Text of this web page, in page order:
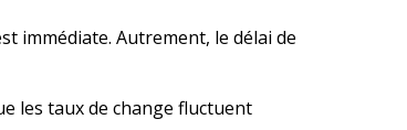
immédiate. Autrement, le délai de
les taux de change fluctuent